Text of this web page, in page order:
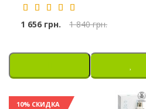
1 656 грн. 1 840 грн.
10% СКИДКА